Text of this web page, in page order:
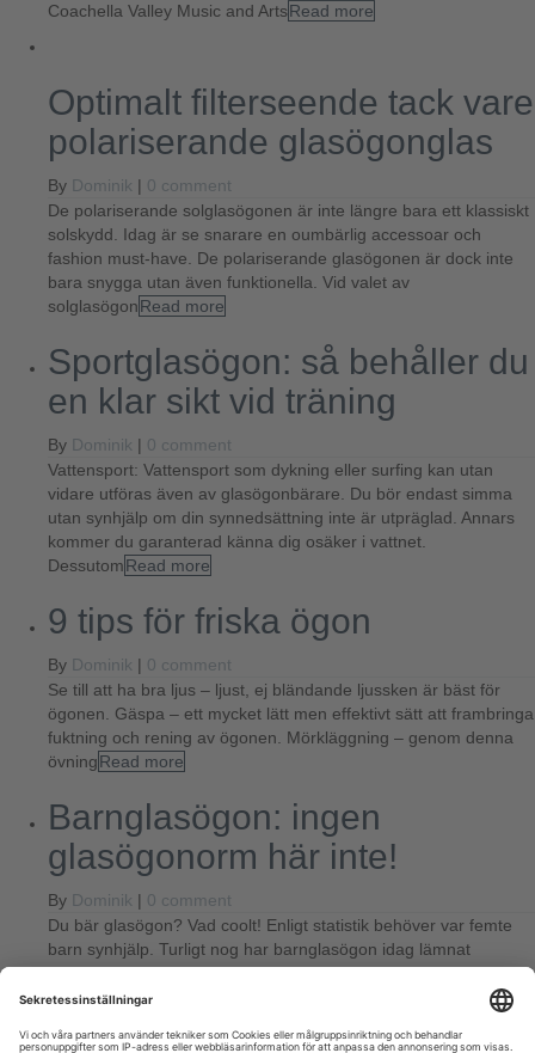
Coachella Valley Music and ArtsRead more
Optimalt filterseende tack vare
polariserande glasögonglas
By Dominik | 0 comment
De polariserande solglasögonen är inte längre bara ett klassiskt
solskydd. Idag är se snarare en oumbärlig accessoar och
fashion must-have. De polariserande glasögonen är dock inte
bara snygga utan även funktionella. Vid valet av
solglasögonRead more
Sportglasögon: så behåller du
en klar sikt vid träning
By Dominik | 0 comment
Vattensport: Vattensport som dykning eller surfing kan utan
vidare utföras även av glasögonbärare. Du bör endast simma
utan synhjälp om din synnedsättning inte är utpräglad. Annars
kommer du garanterad känna dig osäker i vattnet.
DessutomRead more
9 tips för friska ögon
By Dominik | 0 comment
Se till att ha bra ljus – ljust, ej bländande ljussken är bäst för
ögonen. Gäspa – ett mycket lätt men effektivt sätt att frambringa
fuktning och rening av ögonen. Mörkläggning – genom denna
övningRead more
Barnglasögon: ingen
glasögonorm här inte!
By Dominik | 0 comment
Du bär glasögon? Vad coolt! Enligt statistik behöver var femte
barn synhjälp. Turligt nog har barnglasögon idag lämnat
glasögonorm-imagen bakom sig och ser istället riktigt coola ut.
Tiderna då barn blev hånade för glasögon hör
Leave a Comment